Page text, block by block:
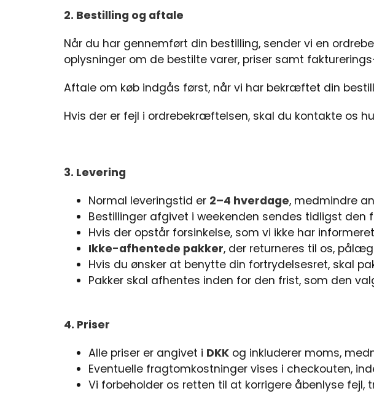
2. Bestilling og aftale
Når du har gennemført din bestilling, sender vi en
oplysninger om de bestilte varer, priser samt
Aftale om køb indgås først, når vi har bekræftet din
Hvis der er fejl i ordrebekræftelsen, skal du kontakte os
3. Levering
Normal leveringstid er 2–4 hverdage, medmindre
Bestillinger afgivet i weekenden sendes tidligst den
Hvis der opstår forsinkelse, som vi ikke har
Ikke-afhentede pakker, der returneres til os,
Hvis du ønsker at benytte din fortrydelsesret, skal
Pakker skal afhentes inden for den frist, som den
4. Priser
Alle priser er angivet i DKK og inkluderer moms,
Eventuelle fragtomkostninger vises i checkouten,
Vi forbeholder os retten til at korrigere åbenlyse fejl,